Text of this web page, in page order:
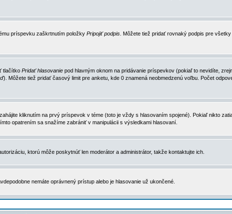
príspevku zaškrtnutím položky Pripojiť podpis . Môžete tiež pridať rovnaký podpis pre
tlačítko Pridať hlasovanie pod hlavným oknom na pridávanie príspevkov (pokiaľ to nevidíte,
). Môžete tiež pridať časový limit pre anketu, kde 0 znamená neobmedzenú voľbu. Počet
kliknutím na prvý príspevok v téme (toto je vždy s hlasovaním spojené). Pokiaľ nikto
opatrením sa snažíme zabrániť v manipulácii s výsledkami hlasovaní.
ktorú môže poskytnúť len moderátor a administrátor, takže kontaktujte ich.
nemáte oprávnený prístup alebo je hlasovanie už ukončené.